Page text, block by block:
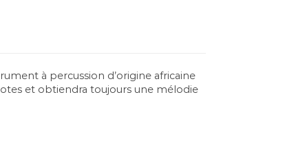
à percussion d’origine africaine
et obtiendra toujours une mélodie